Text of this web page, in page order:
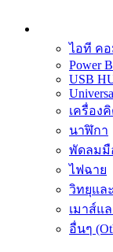
ไอที คอ
Power
USB
เครื่อง
นาฬิกา
พัดลมมื
ไฟฉาย
วิทยุแล
เมาส์แ
อื่นๆ